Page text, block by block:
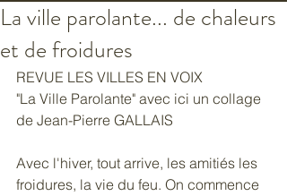
La ville parolante... de chaleurs
et de froidures
REVUE LES VILLES EN VOIX
"La Ville Parolante" avec ici un collage
de Jean-Pierre GALLAIS
Avec l'hiver, tout arrive, les amitiés les
froidures, la vie du feu. On commence